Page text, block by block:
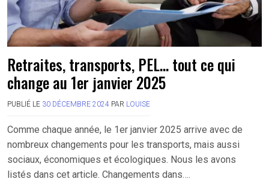
Retraites, transports, PEL… tout ce qui
change au 1er janvier 2025
PUBLIÉ LE 30 DÉCEMBRE 2024 PAR LOUISE
Comme chaque année, le 1er janvier 2025 arrive avec de
nombreux changements pour les transports, mais aussi
sociaux, économiques et écologiques. Nous les avons
listés dans cet article. Changements dans….